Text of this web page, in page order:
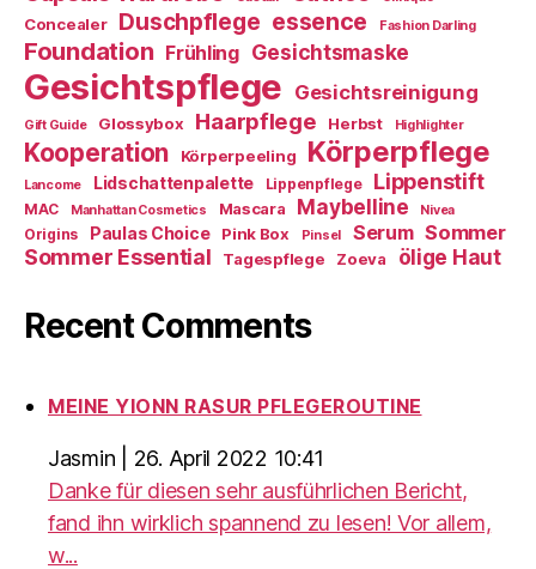
Concealer Duschpflege essence Fashion Darling
Foundation Frühling Gesichtsmaske
Gesichtspflege Gesichtsreinigung
Gift Guide Glossybox Haarpflege Herbst Highlighter
Kooperation Körperpeeling Körperpflege
Lancome Lidschattenpalette Lippenpflege Lippenstift
MAC Manhattan Cosmetics Mascara Maybelline Nivea
Origins Paulas Choice Pink Box Pinsel Serum Sommer
Sommer Essential Tagespflege Zoeva ölige Haut
Recent Comments
MEINE YIONN RASUR PFLEGEROUTINE
Jasmin
26. April 2022 10:41
Danke für diesen sehr ausführlichen Bericht,
fand ihn wirklich spannend zu lesen! Vor allem,
w...